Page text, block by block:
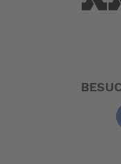
Deckel: Acryldeckel,
Durchmesser: 80 mm
Maschenweite: 20